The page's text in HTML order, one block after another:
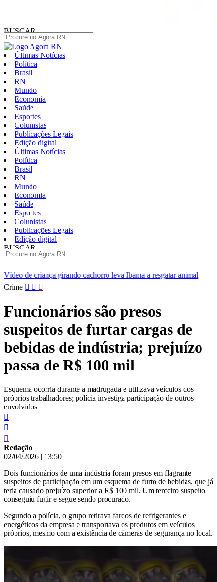
BUSCAR
Últimas Notícias
Política
Brasil
RN
Mundo
Economia
Saúde
Esportes
Colunistas
Publicações Legais
Edição digital
Últimas Notícias
Política
Brasil
RN
Mundo
Economia
Saúde
Esportes
Colunistas
Publicações Legais
Edição digital
BUSCAR
cachorro leva Ibama a resgatar animal
[VÍDEO] Professores
Pular
conteúdo
Crime
Funcionários são presos
suspeitos de furtar cargas de
bebidas de indústria; prejuízo
passa de R$ 100 mil
Esquema ocorria durante a madrugada e utilizava veículos dos
próprios trabalhadores; polícia investiga participação de outros
envolvidos
Redação
02/04/2026 | 13:50
Dois funcionários de uma indústria foram presos em flagrante
suspeitos de participação em um esquema de furto de bebidas, que já
teria causado prejuízo superior a R$ 100 mil. Um terceiro suspeito
conseguiu fugir e segue sendo procurado.
Segundo a polícia, o grupo retirava fardos de refrigerantes e
energéticos da empresa e transportava os produtos em veículos
próprios, mesmo com a existência de câmeras de segurança no local.